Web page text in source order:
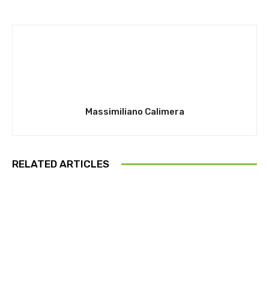
Massimiliano Calimera
RELATED ARTICLES